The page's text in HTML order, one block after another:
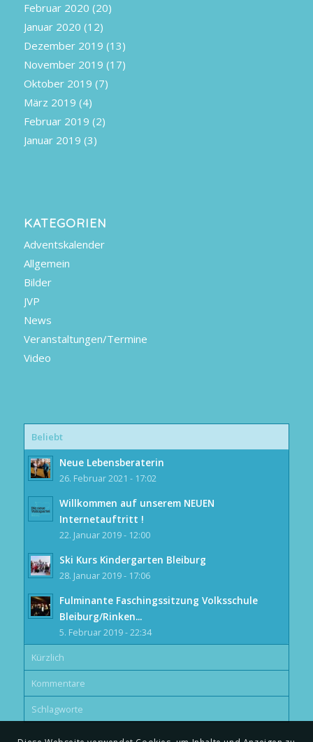
Februar 2020 (20)
Januar 2020 (12)
Dezember 2019 (13)
November 2019 (17)
Oktober 2019 (7)
März 2019 (4)
Februar 2019 (2)
Januar 2019 (3)
KATEGORIEN
Adventskalender
Allgemein
Bilder
JVP
News
Veranstaltungen/Termine
Video
Beliebt
Neue Lebensberaterin
26. Februar 2021 - 17:02
Willkommen auf unserem NEUEN
Internetauftritt !
22. Januar 2019 - 12:00
Ski Kurs Kindergarten Bleiburg
28. Januar 2019 - 17:06
Fulminante Faschingssitzung Volksschule
Bleiburg/Rinken...
5. Februar 2019 - 22:34
Kürzlich
Kommentare
Schlagworte